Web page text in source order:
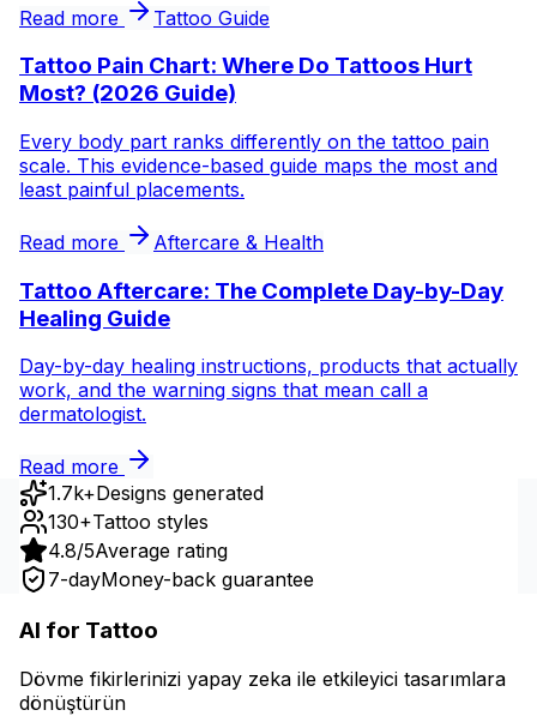
Read more Tattoo Guide
Tattoo Pain Chart: Where Do Tattoos Hurt
Most? (2026 Guide)
Every body part ranks differently on the tattoo pain
scale. This evidence-based guide maps the most and
least painful placements.
Read more Aftercare & Health
Tattoo Aftercare: The Complete Day-by-Day
Healing Guide
Day-by-day healing instructions, products that actually
work, and the warning signs that mean call a
dermatologist.
Read more
1.7k+Designs generated
130+Tattoo styles
4.8/5Average rating
7-dayMoney-back guarantee
AI for Tattoo
Dövme fikirlerinizi yapay zeka ile etkileyici tasarımlara
dönüştürün